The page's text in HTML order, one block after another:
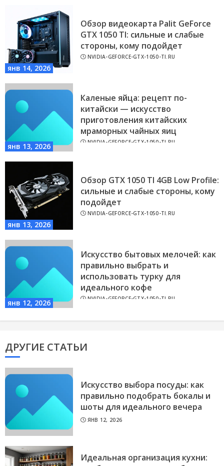
янв 14, 2026
Обзор видеокарта Palit GeForce
GTX 1050 TI: сильные и слабые
стороны, кому подойдет
NVIDIA-GEFORCE-GTX-1050-TI.RU
янв 13, 2026
Каленые яйца: рецепт по-
китайски — искусство
приготовления китайских
мраморных чайных яиц
NVIDIA-GEFORCE-GTX-1050-TI.RU
янв 13, 2026
Обзор GTX 1050 TI 4GB Low Profile:
сильные и слабые стороны, кому
подойдет
NVIDIA-GEFORCE-GTX-1050-TI.RU
янв 12, 2026
Искусство бытовых мелочей: как
правильно выбрать и
использовать турку для
идеального кофе
NVIDIA-GEFORCE-GTX-1050-TI.RU
ДРУГИЕ СТАТЬИ
Искусство выбора посуды: как
правильно подобрать бокалы и
шоты для идеального вечера
ЯНВ 12, 2026
Идеальная организация кухни: